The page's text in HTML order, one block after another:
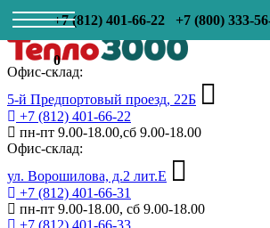
+7 (812) 401-66-22 +7 (800) 333-
0
Офис-склад:
5-й Предпортовый проезд, 22Б
+7 (812) 401-66-22
пн-пт 9.00-18.00,сб 9.00-18.00
Офис-склад:
ул. Ворошилова, д.2 лит.Е
+7 (812) 401-66-31
пн-пт 9.00-18.00, сб 9.00-18.00
+7 (812) 401-66-33